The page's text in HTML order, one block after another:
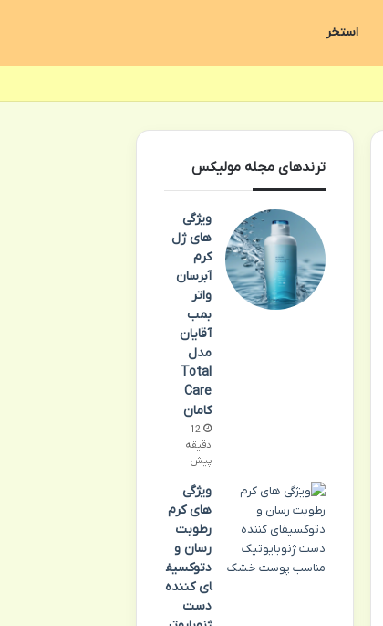
استخر
ترندهای مجله مولیکس
ویژگی
های ژل
کرم
آبرسان
واتر
بمب
آقایان
مدل
Total
Care
کامان
12
دقیقه
پیش
ویژگی
های کرم
رطوبت
رسان و
دتوکسیف
ای کننده
دست